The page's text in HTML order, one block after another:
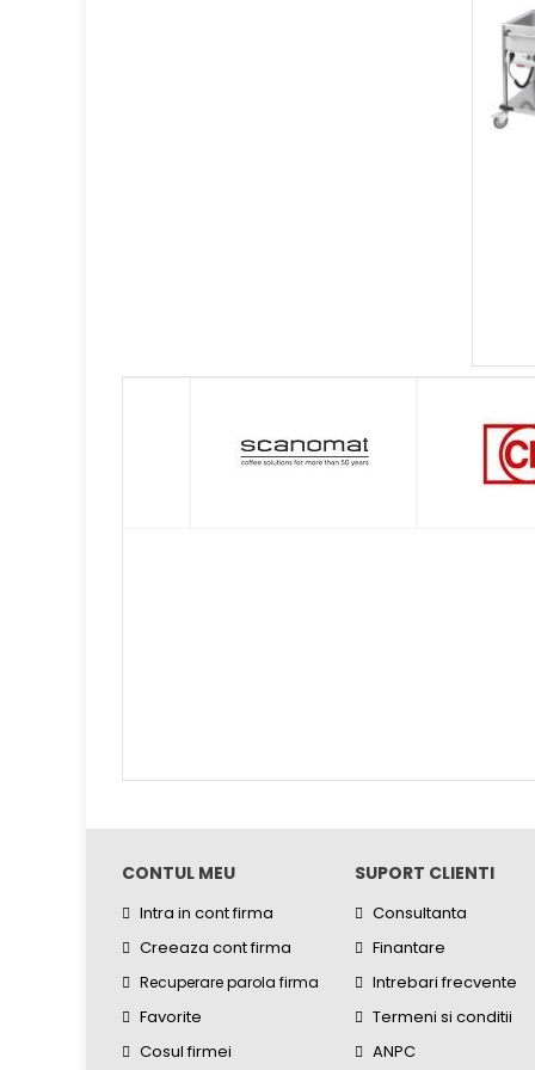
CONTUL MEU
Intra in cont firma
Creeaza cont firma
Recuperare parola firma
Favorite
Cosul firmei
SUPORT CLIENTI
Consultanta
Finantare
Intrebari frecvente
Termeni si conditii
ANPC